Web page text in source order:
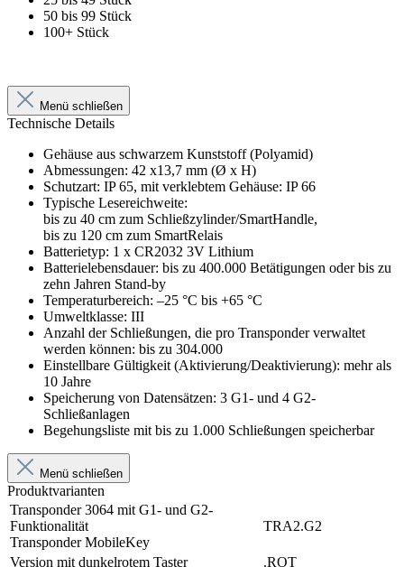
50 bis 99 Stück
100+ Stück
Menü schließen
Technische Details
Gehäuse aus schwarzem Kunststoff (Polyamid)
Abmessungen: 42 x13,7 mm (Ø x H)
Schutzart: IP 65, mit verklebtem Gehäuse: IP 66
Typische Lesereichweite:
bis zu 40 cm zum Schließzylinder/SmartHandle,
bis zu 120 cm zum SmartRelais
Batterietyp: 1 x CR2032 3V Lithium
Batterielebensdauer: bis zu 400.000 Betätigungen oder bis zu
zehn Jahren Stand-by
Temperaturbereich: –25 °C bis +65 °C
Umweltklasse: III
Anzahl der Schließungen, die pro Transponder verwaltet
werden können: bis zu 304.000
Einstellbare Gültigkeit (Aktivierung/Deaktivierung): mehr als
10 Jahre
Speicherung von Datensätzen: 3 G1- und 4 G2-
Schließanlagen
Begehungsliste mit bis zu 1.000 Schließungen speicherbar
Menü schließen
Produktvarianten
Transponder 3064 mit G1- und G2-
Funktionalität
Transponder MobileKey
TRA2.G2
Version mit dunkelrotem Taster .ROT